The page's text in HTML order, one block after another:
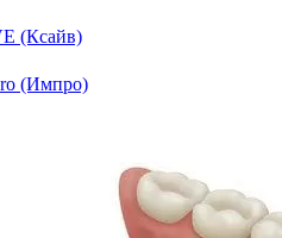
(Ксайв)
(Импро)